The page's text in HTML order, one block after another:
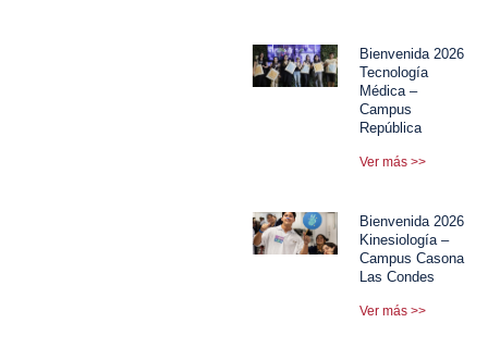
Bienvenida 2026
Tecnología
Médica –
Campus
República
Ver más >>
Bienvenida 2026
Kinesiología –
Campus Casona
Las Condes
Ver más >>